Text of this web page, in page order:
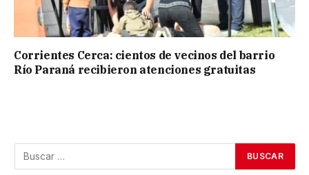
Corrientes Cerca: cientos de vecinos del barrio
Río Paraná recibieron atenciones gratuitas